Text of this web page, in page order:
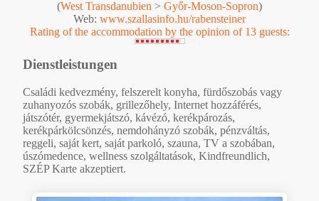
(West Transdanubien > Győr-Moson-Sopron)
Web: www.szallasinfo.hu/rabensteiner
Rating of the accommodation by the opinion of 13 guests:
Dienstleistungen
Családi kedvezmény, felszerelt konyha, fürdőszobás vagy
zuhanyozós szobák, grillezőhely, Internet hozzáférés,
játszótér, gyermekjátszó, kávézó, kerékpározás,
kerékpárkölcsönzés, nemdohányzó szobák, pénzváltás,
reggeli, saját kert, saját parkoló, szauna, TV a szobában,
úszómedence, wellness szolgáltatások, Kindfreundlich,
SZÉP Karte akzeptiert.